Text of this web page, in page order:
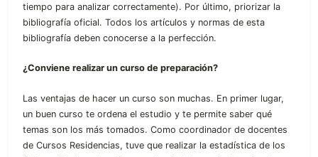
tiempo para analizar correctamente). Por último, priorizar la
bibliografía oficial. Todos los artículos y normas de esta
bibliografía deben conocerse a la perfección.
¿Conviene realizar un curso de preparación?
Las ventajas de hacer un curso son muchas. En primer lugar,
un buen curso te ordena el estudio y te permite saber qué
temas son los más tomados. Como coordinador de docentes
de Cursos Residencias, tuve que realizar la estadística de los